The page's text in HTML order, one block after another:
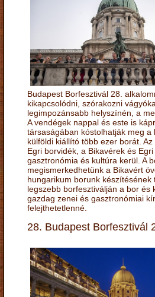
Budapest Borfesztivál 28.
kikapcsolódni, szórakozni
legimpozánsabb helyszínén, a
A vendégek nappal és este is
társaságában kóstolhatják meg a
külföldi kiállító több ezer borát.
Egri borvidék, a Bikavérek és
gasztronómia és kultúra kerül. A
megismerkedhetünk a Bikavért
hungarikum borunk készítésének
legszebb borfesztiválján a bor és
gazdag zenei és gasztronómiai
felejthetetlenné.
28. Budapest Borfesztivál